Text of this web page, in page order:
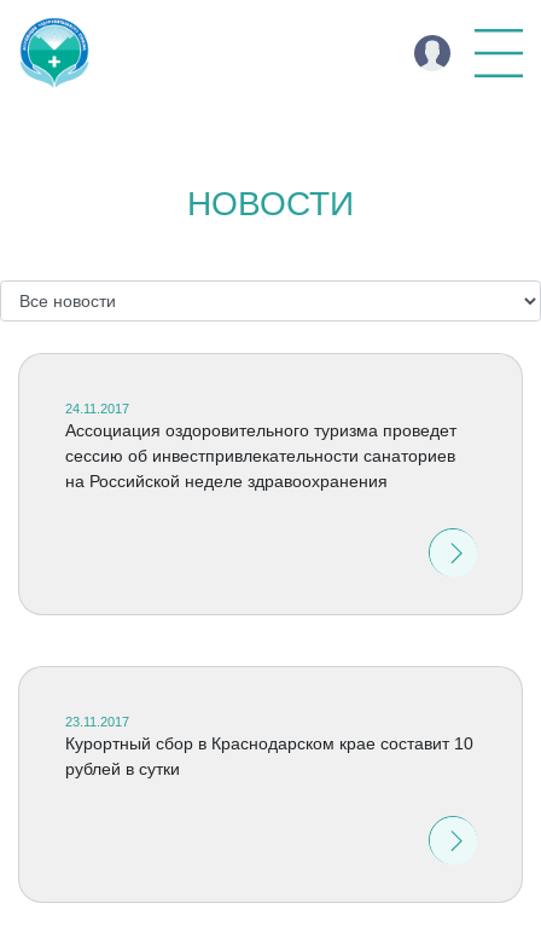
НОВОСТИ
24.11.2017
Ассоциация оздоровительного туризма проведет
сессию об инвестпривлекательности санаториев
на Российской неделе здравоохранения
23.11.2017
Курортный сбор в Краснодарском крае составит 10
рублей в сутки